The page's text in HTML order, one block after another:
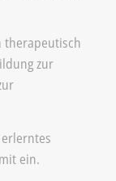
therapeutisch
zur
ein.